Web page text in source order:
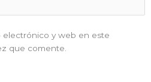
electrónico y web en este
que comente.